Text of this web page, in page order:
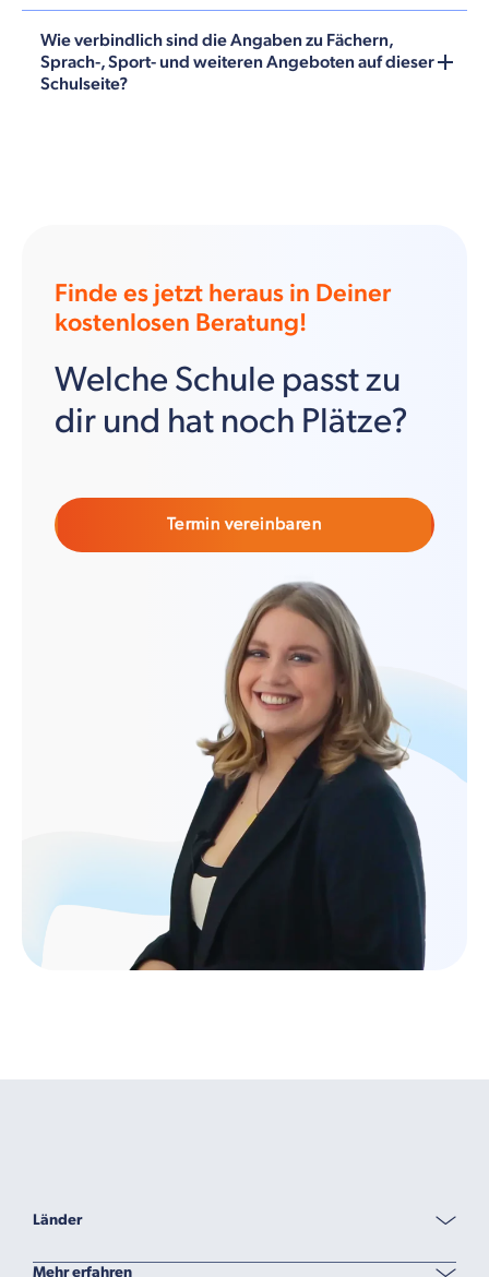
Wie verbindlich sind die Angaben zu Fächern,
Sprach-, Sport- und weiteren Angeboten auf dieser
Schulseite?
Finde es jetzt heraus in Deiner
kostenlosen Beratung!
Welche Schule passt zu
dir und hat noch Plätze?
Termin vereinbaren
Länder
Mehr erfahren